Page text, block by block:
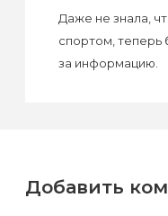
Даже не знала,
спортом, теперь
за информацию.
Добавить